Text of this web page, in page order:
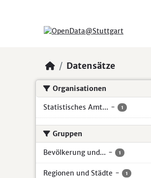
Datensätze
Organisationen
Statistisches Amt... - 1
Gruppen
Bevölkerung und... - 1
Regionen und Städte - 1